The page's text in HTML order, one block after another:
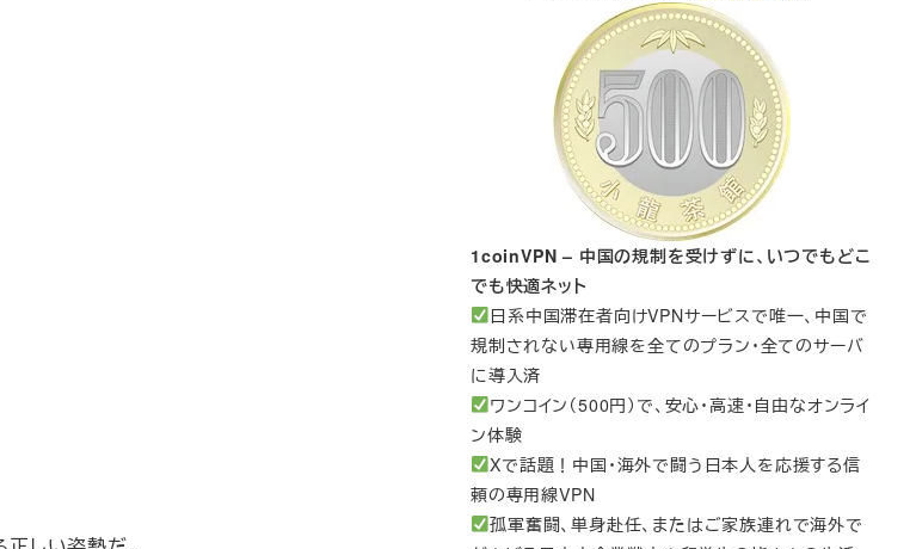
1coinVPN – 中国の規制を受けずに、いつでもどこ
でも快適ネット
日系中国滞在者向けVPNサービスで唯一、中国で
規制されない専用線を全てのプラン・全てのサーバ
に導入済
ワンコイン（500円）で、安心・高速・自由なオンライ
ン体験
Xで話題！中国・海外で闘う日本人を応援する信
頼の専用線VPN
孤軍奮闘、単身赴任、またはご家族連れで海外で